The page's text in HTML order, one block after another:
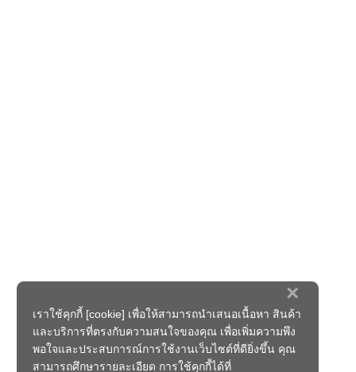
×
เราใช้คุกกี้ [cookie] เพื่อให้สามารถนำเสนอเนื้อหา สินค้า
และบริการที่ตรงกับความสนใจของคุณ เพื่อเพิ่มความพึง
พอใจและประสบการณ์การใช้งานเว็บไซต์ที่ดียิ่งขึ้น คุณ
สามารถศึกษารายละเอียด การใช้คุกกี้ได้ที่